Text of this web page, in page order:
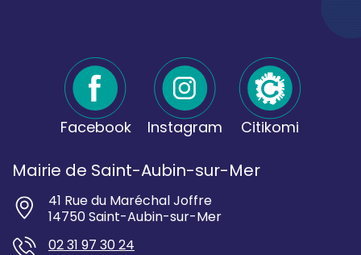
Facebook Instagram Citikomi
Mairie de Saint-Aubin-sur-Mer
41 Rue du Maréchal Joffre
14750 Saint-Aubin-sur-Mer
02 31 97 30 24